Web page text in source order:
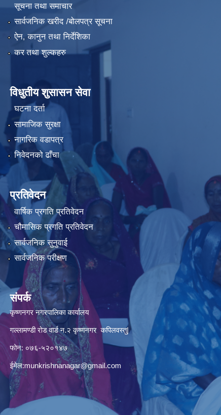
सूचना तथा समाचार
सार्वजनिक खरीद /बोलपत्र सूचना
ऐन, कानुन तथा निर्देशिका
कर तथा शुल्कहरु
विधुतीय शुसासन सेवा
घटना दर्ता
सामाजिक सुरक्षा
नागरिक वडापत्र
निवेदनको ढाँचा
प्रतिवेदन
वार्षिक प्रगति प्रतिवेदन
चौमासिक प्रगति प्रतिवेदन
सार्वजनिक सुनुवाई
सार्वजनिक परीक्षण
संपर्क
कृष्णनगर नगरपालिका कार्यालय
गल्लामण्डी रोड वार्ड न.२ कृष्णनगर कपिलवस्तु|
फोन: ०७६-५२०१४७
ईमेल:munkrishnanagar@gmail.com